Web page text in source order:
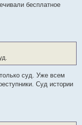
бесплатное
суд. Уже всем
Суд истории